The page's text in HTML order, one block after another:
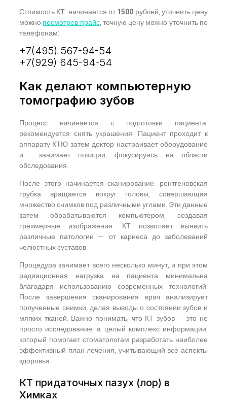
Стоимость КТ начинается от1500 рублей, уточнить цену
можно посмотрев прайс, точную цену можно уточнить по
телефонам:
+7(495) 567-94-54
+7(929) 645-94-54
Как делают компьютерную
томографию зубов
Процесс начинается с подготовки пациента:
рекомендуется снять украшения. Пациент проходит к
аппарату КТЮ затем доктор настраивает оборудование
и занимает позиции, фокусируясь на области
обследования.
После этого начинается сканирование: рентгеновская
трубка вращается вокруг головы, совершающая
множество снимков под различными углами. Эти данные
затем обрабатываются компьютером, создавая
трёхмерные изображения. КТ позволяет выявить
различные патологии — от кариеса до заболеваний
челюстных суставов.
Процедура занимает всего несколько минут, и при этом
радиационная нагрузка на пациента минимальна
благодаря использованию современных технологий.
После завершения сканирования врач анализирует
полученные снимки, делая выводы о состоянии зубов и
мягких тканей. Важно понимать, что КТ зубов — это не
просто исследование, а целый комплекс информации,
который помогает стоматологам разработать наиболее
эффективный план лечения, учитывающий все аспекты
здоровья.
КТ придаточных пазух (лор) в
Химках